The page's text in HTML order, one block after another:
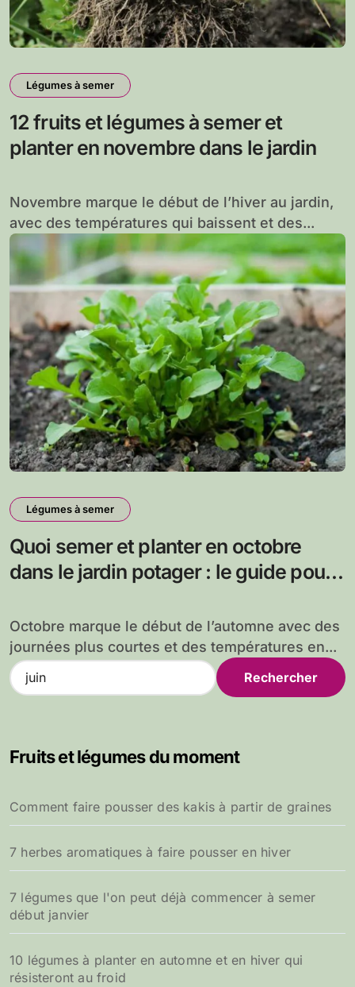
Légumes à semer
12 fruits et légumes à semer et
planter en novembre dans le jardin
Novembre marque le début de l’hiver au jardin,
avec des températures qui baissent et des...
Légumes à semer
Quoi semer et planter en octobre
dans le jardin potager : le guide pour
Octobre marque le début de l’automne avec des
journées plus courtes et des températures en...
R
e
r
e
r
:
Fruits et légumes du moment
Comment faire pousser des kakis à partir de graines
7 herbes aromatiques à faire pousser en hiver
7 légumes que l'on peut déjà commencer à semer
début janvier
10 légumes à planter en automne et en hiver qui
résisteront au froid